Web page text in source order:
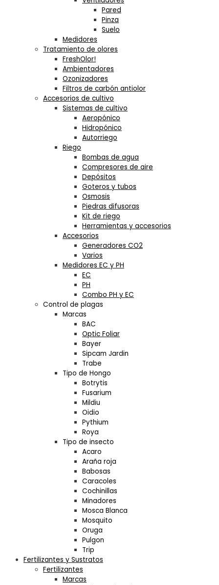
Pared
Pinza
Suelo
Medidores
Tratamiento de olores
FreshOlor!
Ambientadores
Ozonizadores
Filtros de carbón antiolor
Accesorios de cultivo
Sistemas de cultivo
Aeropónico
Hidropónico
Autorriego
Riego
Bombas de agua
Compresores de aire
Depósitos
Goteros y tubos
Osmosis
Piedras difusoras
Kit de riego
Herramientas y accesorios
Accesorios
Generadores CO2
Varios
Medidores EC y PH
EC
PH
Combo PH y EC
Control de plagas
Marcas
BAC
Optic Foliar
Bayer
Sipcam Jardin
Trabe
Tipo de Hongo
Botrytis
Fusarium
Mildiu
Oidio
Pythium
Roya
Tipo de insecto
Acaro
Araña roja
Babosas
Caracoles
Cochinillas
Minadores
Mosca Blanca
Mosquito
Oruga
Pulgon
Trip
Fertilizantes y Sustratos
Fertilizantes
Marcas